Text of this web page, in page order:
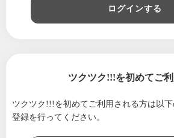
ログインする
ツクツク!!!を初めてご
ツクツク!!!を初めてご利用される方は 以
登録を行ってください。